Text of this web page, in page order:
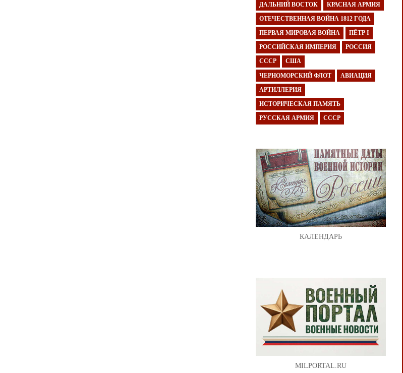
ДАЛЬНИЙ ВОСТОК КРАСНАЯ АРМИЯ
ОТЕЧЕСТВЕННАЯ ВОЙНА 1812 ГОДА
ПЕРВАЯ МИРОВАЯ ВОЙНА ПЁТР I
РОССИЙСКАЯ ИМПЕРИЯ РОССИЯ
СССР США
ЧЕРНОМОРСКИЙ ФЛОТ АВИАЦИЯ
АРТИЛЛЕРИЯ
ИСТОРИЧЕСКАЯ ПАМЯТЬ
РУССКАЯ АРМИЯ СССР
КАЛЕНДАРЬ
MILPORTAL.RU